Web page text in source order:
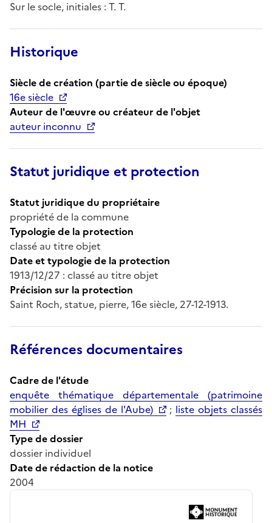
Sur le socle, initiales : T. T.
Historique
Siècle de création (partie de siècle ou époque)
16e siècle
Auteur de l'œuvre ou créateur de l'objet
auteur inconnu
Statut juridique et protection
Statut juridique du propriétaire
propriété de la commune
Typologie de la protection
classé au titre objet
Date et typologie de la protection
1913/12/27 : classé au titre objet
Précision sur la protection
Saint Roch, statue, pierre, 16e siècle, 27-12-1913.
Références documentaires
Cadre de l'étude
enquête thématique départementale (patrimoine
mobilier des églises de l'Aube)
; liste objets classés
MH
Type de dossier
dossier individuel
Date de rédaction de la notice
2004